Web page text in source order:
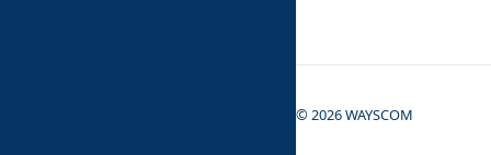
© 2026 WAYSCOM